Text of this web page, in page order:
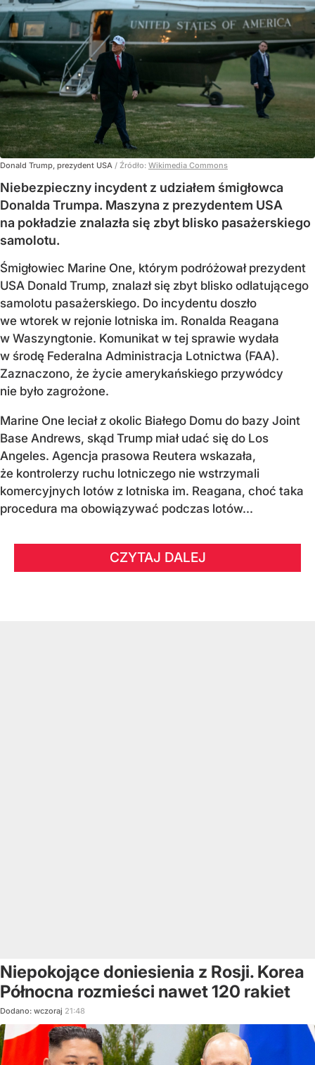
Donald Trump, prezydent USA / Źródło: Wikimedia Commons
Niebezpieczny incydent z udziałem śmigłowca
Donalda Trumpa. Maszyna z prezydentem USA
na pokładzie znalazła się zbyt blisko pasażerskiego
samolotu.
Śmigłowiec Marine One, którym podróżował prezydent
USA Donald Trump, znalazł się zbyt blisko odlatującego
samolotu pasażerskiego. Do incydentu doszło
we wtorek w rejonie lotniska im. Ronalda Reagana
w Waszyngtonie. Komunikat w tej sprawie wydała
w środę Federalna Administracja Lotnictwa (FAA).
Zaznaczono, że życie amerykańskiego przywódcy
nie było zagrożone.
Marine One leciał z okolic Białego Domu do bazy Joint
Base Andrews, skąd Trump miał udać się do Los
Angeles. Agencja prasowa Reutera wskazała,
że kontrolerzy ruchu lotniczego nie wstrzymali
komercyjnych lotów z lotniska im. Reagana, choć taka
procedura ma obowiązywać podczas lotów...
CZYTAJ DALEJ
Niepokojące doniesienia z Rosji. Korea
Północna rozmieści nawet 120 rakiet
Dodano: wczoraj 21:48